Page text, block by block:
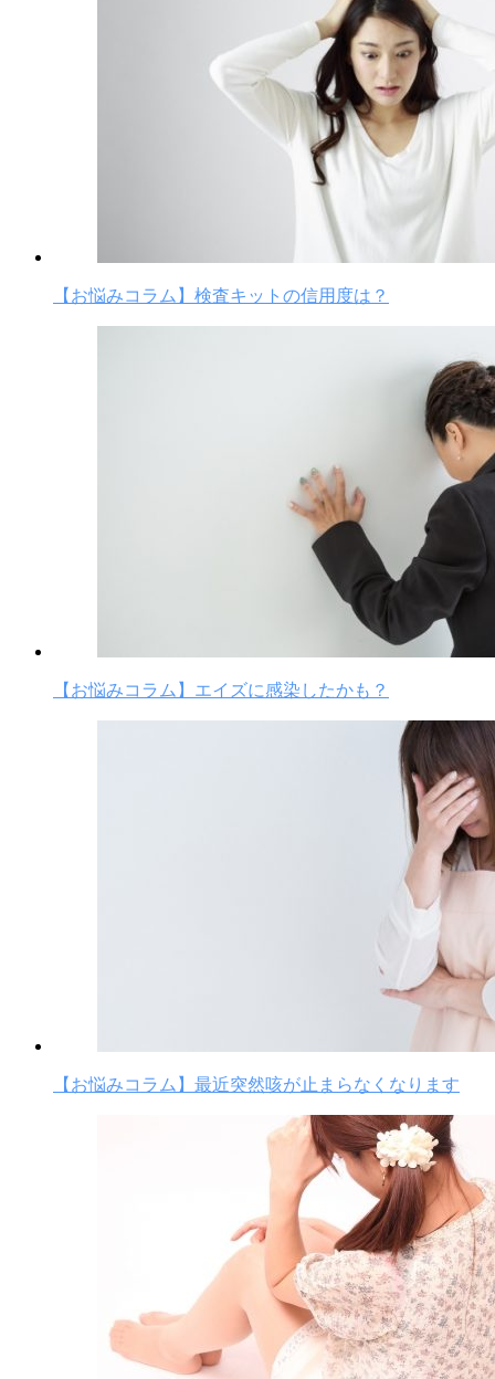
【お悩みコラム】検査キットの信用度は？
【お悩みコラム】エイズに感染したかも？
【お悩みコラム】最近突然咳が止まらなくなります